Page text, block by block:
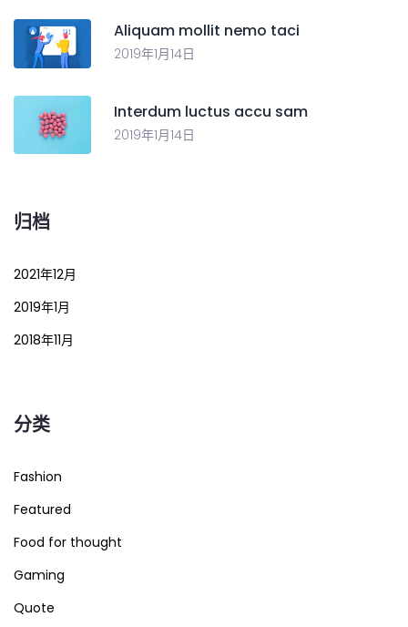
Aliquam mollit nemo taci
2019年1月14日
Interdum luctus accu sam
2019年1月14日
归档
2021年12月
2019年1月
2018年11月
分类
Fashion
Featured
Food for thought
Gaming
Quote